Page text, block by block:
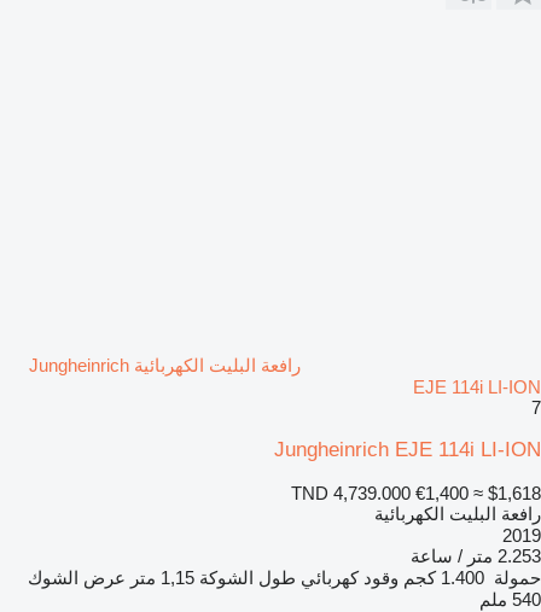
رافعة البليت الكهربائية Jungheinrich
EJE 114i LI-ION
7
Jungheinrich EJE 114i LI-ION
TND 4,739.000 €1,400 ≈ $1,618
رافعة البليت الكهربائية
2019
2.253 متر / ساعة
حمولة 1.400 كجم وقود كهربائي طول الشوكة 1,15 متر
عرض الشوك
540 ملم